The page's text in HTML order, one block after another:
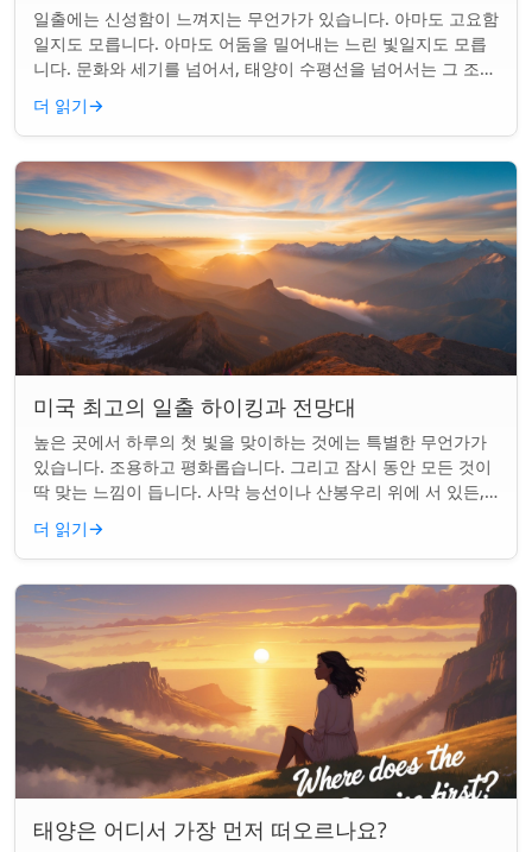
일출에는 신성함이 느껴지는 무언가가 있습니다. 아마도 고요함
일지도 모릅니다. 아마도 어둠을 밀어내는 느린 빛일지도 모릅
니다. 문화와 세기를 넘어서, 태양이 수평선을 넘어서는 그 조용
한 순간은 단순한 아침 그 이상이었...
더 읽기→
미국 최고의 일출 하이킹과 전망대
높은 곳에서 하루의 첫 빛을 맞이하는 것에는 특별한 무언가가
있습니다. 조용하고 평화롭습니다. 그리고 잠시 동안 모든 것이
딱 맞는 느낌이 듭니다. 사막 능선이나 산봉우리 위에 서 있든,
일출 하이킹은 평범한 아침을...
더 읽기→
태양은 어디서 가장 먼저 떠오르나요?